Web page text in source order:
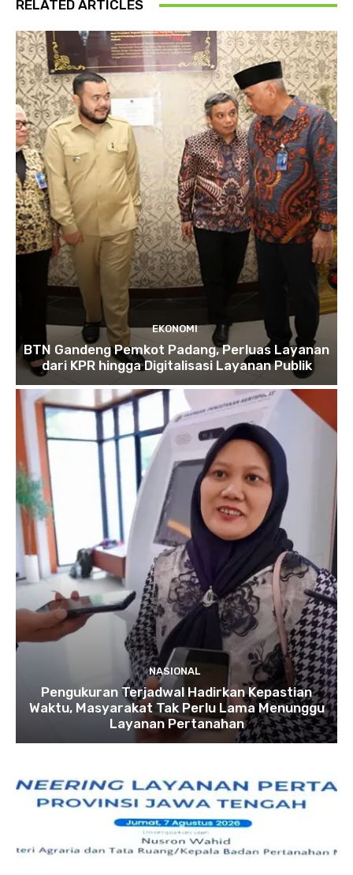
RELATED ARTICLES
EKONOMI
BTN Gandeng Pemkot Padang, Perluas Layanan
dari KPR hingga Digitalisasi Layanan Publik
NASIONAL
Pengukuran Terjadwal Hadirkan Kepastian
Waktu, Masyarakat Tak Perlu Lama Menunggu
Layanan Pertanahan